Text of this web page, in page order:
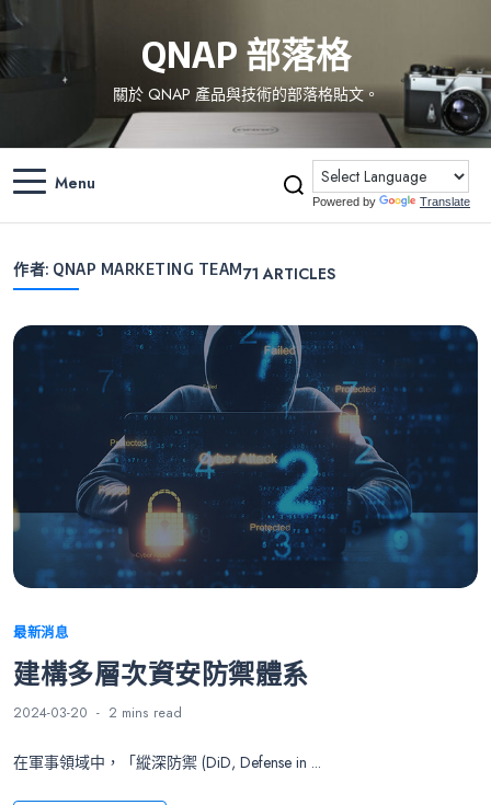
QNAP 部落格
關於 QNAP 產品與技術的部落格貼文。
Menu
Powered by Translate
作者: QNAP MARKETING TEAM71 ARTICLES
Categories
最新消息
建構多層次資安防禦體系
2024-03-20 2 mins read
在軍事領域中，「縱深防禦 (DiD, Defense in ...